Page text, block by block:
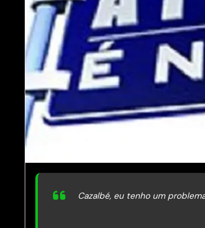
Cazalbé, eu tenho um